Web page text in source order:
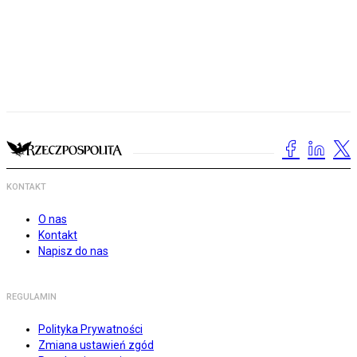
KONTAKT
O nas
Kontakt
Napisz do nas
REGULAMIN
Polityka Prywatności
Zmiana ustawień zgód